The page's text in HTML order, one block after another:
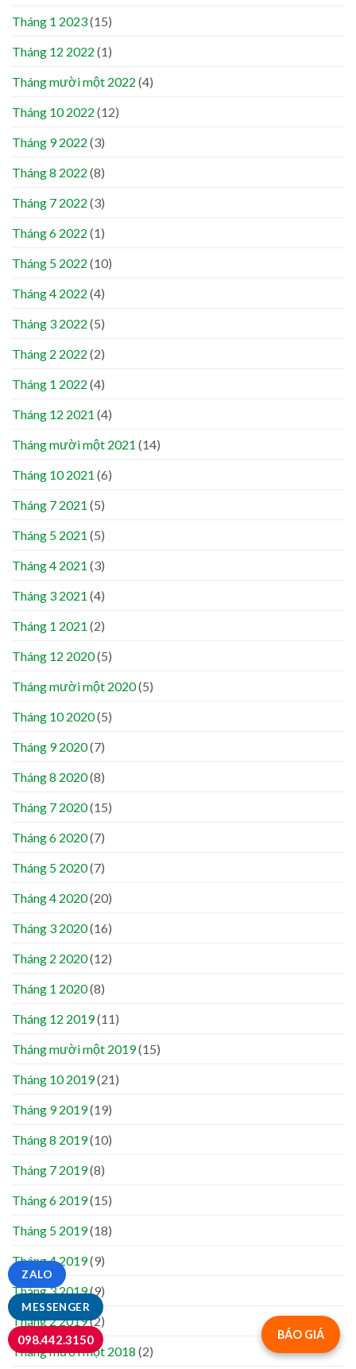
Tháng 1 2023(15)
Tháng 12 2022 (1)
Tháng mười một 2022 (4)
Tháng 10 2022 (12)
Tháng 9 2022 (3)
Tháng 8 2022 (8)
Tháng 7 2022 (3)
Tháng 6 2022 (1)
Tháng 5 2022 (10)
Tháng 4 2022 (4)
Tháng 3 2022 (5)
Tháng 2 2022 (2)
Tháng 1 2022 (4)
Tháng 12 2021 (4)
Tháng mười một 2021 (14)
Tháng 10 2021 (6)
Tháng 7 2021 (5)
Tháng 5 2021 (5)
Tháng 4 2021 (3)
Tháng 3 2021 (4)
Tháng 1 2021 (2)
Tháng 12 2020(5)
Tháng mười một 2020(5)
Tháng 10 2020(5)
Tháng 9 2020(7)
Tháng 8 2020(8)
Tháng 7 2020(15)
Tháng 6 2020(7)
Tháng 5 2020(7)
Tháng 4 2020(20)
Tháng 3 2020(16)
Tháng 2 2020(12)
Tháng 1 2020(8)
Tháng 12 2019(11)
Tháng mười một 2019(15)
Tháng 10 2019(21)
Tháng 9 2019(19)
Tháng 8 2019(10)
Tháng 7 2019(8)
Tháng 6 2019(15)
Tháng 5 2019(18)
Tháng 4 2019(9)
Tháng 3 2019(9)
Tháng 2 2019(2)
Tháng mười một 2018 (2)
BÁO GIÁ
MESSENGER
ZALO
098.442.3150